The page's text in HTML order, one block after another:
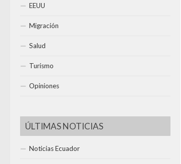
EEUU
Migración
Salud
Turismo
Opiniones
ÚLTIMAS NOTICIAS
Noticias Ecuador